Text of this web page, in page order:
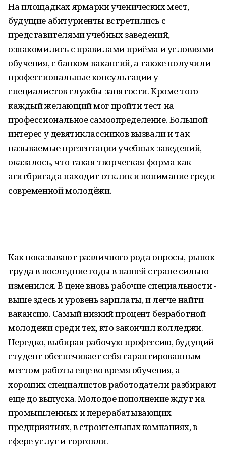
На площадках ярмарки ученических мест,
будущие абитуриенты встретились с
представителями учебных заведений,
ознакомились с правилами приёма и условиями
обучения, с банком вакансий, а также получили
профессиональные консультации у
специалистов службы занятости. Кроме того
каждый желающий мог пройти тест на
профессиональное самоопределение. Большой
интерес у девятиклассников вызвали и так
называемые презентации учебных заведений,
оказалось, что такая творческая форма как
агитбригада находит отклик и понимание среди
современной молодёжи.
Как показывают различного рода опросы, рынок
труда в последние годы в нашей стране сильно
изменился. В цене вновь рабочие специальности -
выше здесь и уровень зарплаты, и легче найти
вакансию. Самый низкий процент безработной
молодежи среди тех, кто закончил колледжи.
Нередко, выбирая рабочую профессию, будущий
студент обеспечивает себя гарантированным
местом работы еще во время обучения, а
хороших специалистов работодатели разбирают
еще до выпуска. Молодое пополнение ждут на
промышленных и перерабатывающих
предприятиях, в строительных компаниях, в
сфере услуг и торговли.